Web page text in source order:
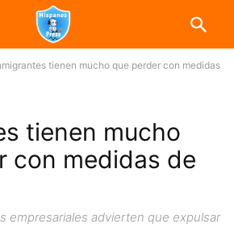
tienen mucho que perder con medidas
tienen mucho
con medidas de
empresariales advierten que expulsar